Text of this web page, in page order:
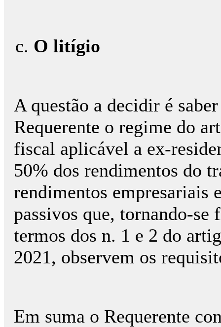
O litígio
A questão a decidir é
Requerente o regime do
fiscal aplicável a ex-
50% dos rendimentos do
rendimentos empresariais
passivos que, tornando-se
termos dos n. 1 e 2 do
2021, observem os
Em suma o Requerente